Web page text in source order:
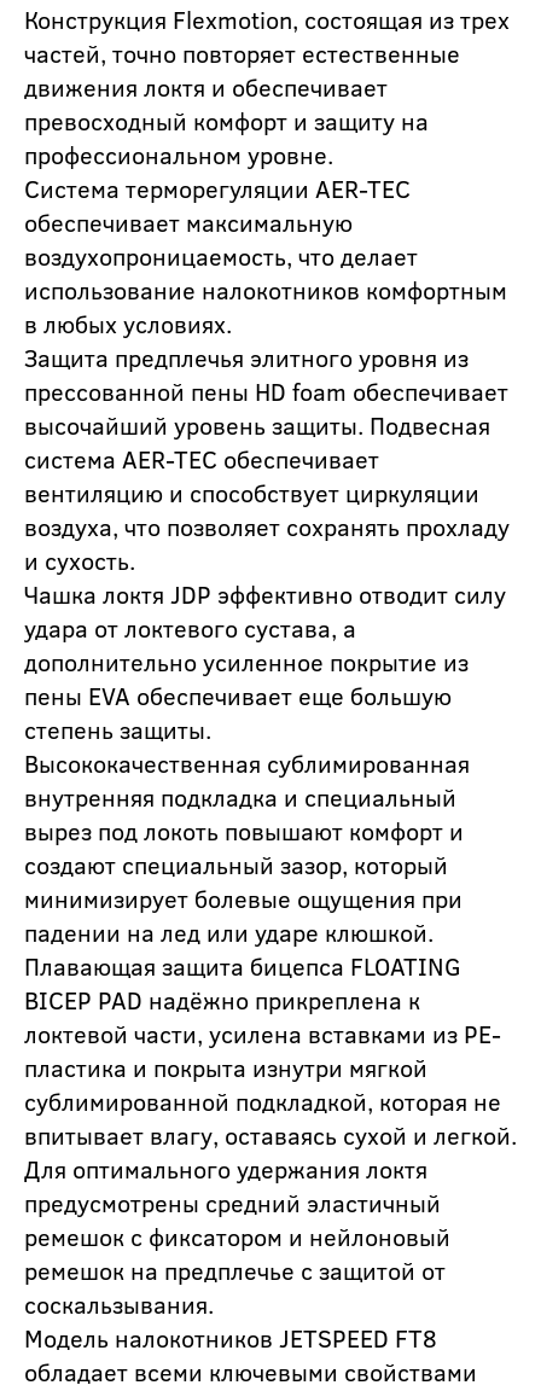
Конструкция Flexmotion, состоящая из трех
частей, точно повторяет естественные
движения локтя и обеспечивает
превосходный комфорт и защиту на
профессиональном уровне.
Система терморегуляции AER-TEC
обеспечивает максимальную
воздухопроницаемость, что делает
использование налокотников комфортным
в любых условиях.
Защита предплечья элитного уровня из
прессованной пены HD foam обеспечивает
высочайший уровень защиты. Подвесная
система AER-TEC обеспечивает
вентиляцию и способствует циркуляции
воздуха, что позволяет сохранять прохладу
и сухость.
Чашка локтя JDP эффективно отводит силу
удара от локтевого сустава, а
дополнительно усиленное покрытие из
пены EVA обеспечивает еще большую
степень защиты.
Высококачественная сублимированная
внутренняя подкладка и специальный
вырез под локоть повышают комфорт и
создают специальный зазор, который
минимизирует болевые ощущения при
падении на лед или ударе клюшкой.
Плавающая защита бицепса FLOATING
BICEP PAD надёжно прикреплена к
локтевой части, усилена вставками из PE-
пластика и покрыта изнутри мягкой
сублимированной подкладкой, которая не
впитывает влагу, оставаясь сухой и легкой.
Для оптимального удержания локтя
предусмотрены средний эластичный
ремешок с фиксатором и нейлоновый
ремешок на предплечье с защитой от
соскальзывания.
Модель налокотников JETSPEED FT8
обладает всеми ключевыми свойствами